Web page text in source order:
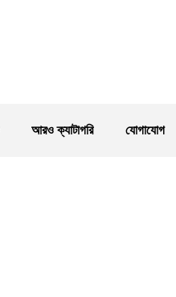
আরও ক্যাটাগরি যোগাযোগ